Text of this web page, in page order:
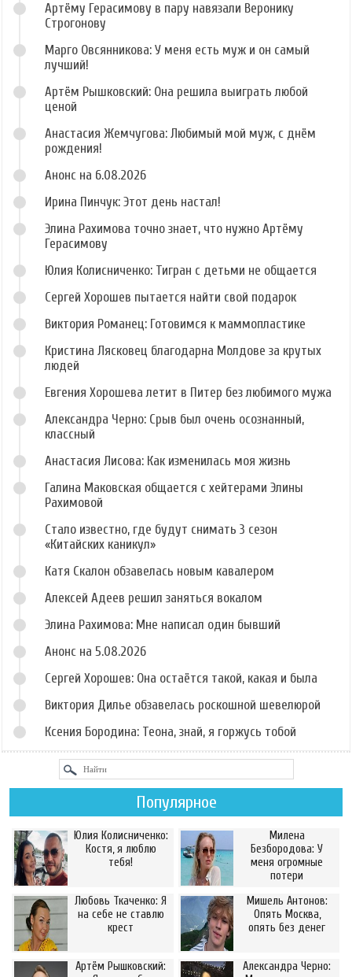
Артёму Герасимову в пару навязали Веронику
Строгонову
Марго Овсянникова: У меня есть муж и он самый
лучший!
Артём Рышковский: Она решила выиграть любой
ценой
Анастасия Жемчугова: Любимый мой муж, с днём
рождения!
Анонс на 6.08.2026
Ирина Пинчук: Этот день настал!
Элина Рахимова точно знает, что нужно Артёму
Герасимову
Юлия Колисниченко: Тигран с детьми не общается
Сергей Хорошев пытается найти свой подарок
Виктория Романец: Готовимся к маммопластике
Кристина Лясковец благодарна Молдове за крутых
людей
Евгения Хорошева летит в Питер без любимого мужа
Александра Черно: Срыв был очень осознанный,
классный
Анастасия Лисова: Как изменилась моя жизнь
Галина Маковская общается с хейтерами Элины
Рахимовой
Стало известно, где будут снимать 3 сезон
«Китайских каникул»
Катя Скалон обзавелась новым кавалером
Алексей Адеев решил заняться вокалом
Элина Рахимова: Мне написал один бывший
Анонс на 5.08.2026
Сергей Хорошев: Она остаётся такой, какая и была
Виктория Дилье обзавелась роскошной шевелюрой
Ксения Бородина: Теона, знай, я горжусь тобой
Популярное
Юлия Колисниченко:
Костя, я люблю
тебя!
Милена
Безбородова: У
меня огромные
потери
Любовь Ткаченко: Я
на себе не ставлю
крест
Мишель Антонов:
Опять Москва,
опять без денег
Артём Рышковский:
Александра Черно: